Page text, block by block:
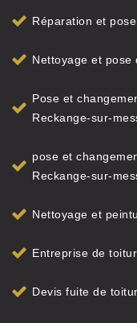
Réparation et
Nettoyage et pose
Pose et
Reckange-sur-
pose et
Reckange-sur-
Nettoyage et
Entreprise de
Devis fuite de